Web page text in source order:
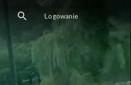
Logowanie